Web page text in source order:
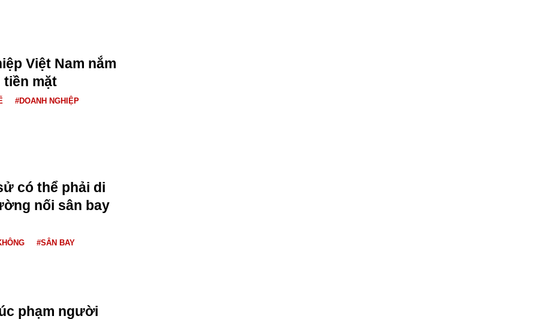
Việt Nam nắm
tiền mặt
#DOANH NGHIỆP
có thể phải di
nối sân bay
#SÂN BAY
phạm người